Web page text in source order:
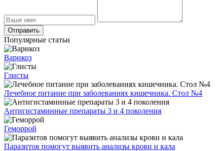
Популярные статьи
Варикоз
Глисты
Лечебное питание при заболеваниях кишечника. Стол №4
Антигистаминные препараты 3 и 4 поколения
Геморрой
Паразитов помогут выявить анализы крови и кала